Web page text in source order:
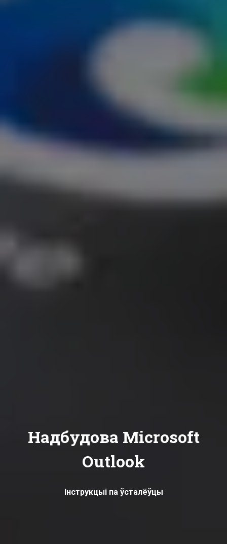
Надбудова Microsoft
Outlook
Інструкцыі па ўсталёўцы